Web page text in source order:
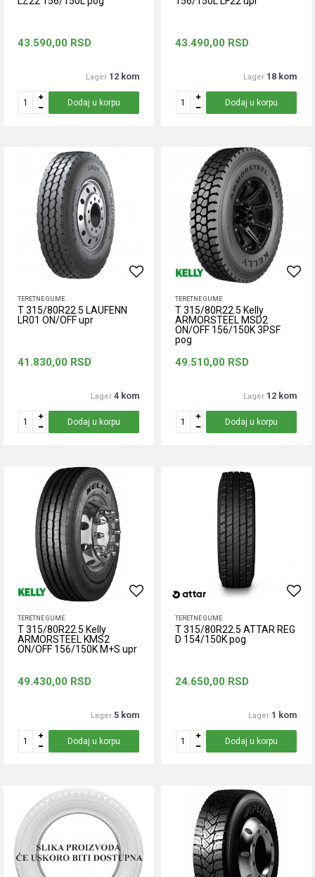
43.590,00 RSD
Lager 12 kom
Dodaj u korpu
43.490,00 RSD
Lager 18 kom
Dodaj u korpu
TERETNE GUME
T 315/80R22.5 LAUFENN
LR01 ON/OFF upr
41.830,00 RSD
Lager 4 kom
Dodaj u korpu
TERETNE GUME
T 315/80R22.5 Kelly
ARMORSTEEL MSD2
ON/OFF 156/150K 3PSF
pog
49.510,00 RSD
Lager 12 kom
Dodaj u korpu
TERETNE GUME
T 315/80R22.5 Kelly
ARMORSTEEL KMS2
ON/OFF 156/150K M+S upr
49.430,00 RSD
Lager 5 kom
Dodaj u korpu
TERETNE GUME
T 315/80R22.5 ATTAR REG
D 154/150K pog
24.650,00 RSD
Lager 1 kom
Dodaj u korpu